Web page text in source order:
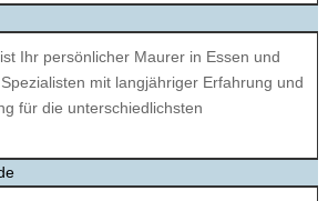
Ihr persönlicher Maurer in Essen und
mit langjähriger Erfahrung und
für die unterschiedlichsten